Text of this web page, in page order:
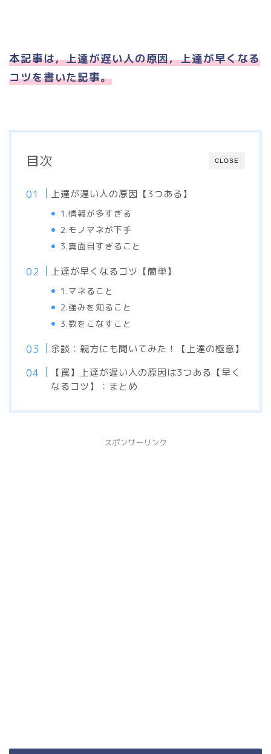
本記事は，上達が遅い人の原因，上達が早くなる
コツを書いた記事。
CLOSE
目次
上達が遅い人の原因【3つある】
1.情報が多すぎる
2.モノマネが下手
3.真面目すぎること
上達が早くなるコツ【簡単】
1.マネること
2.強みを知ること
3.数をこなすこと
余談：親方にも聞いてみた！【上達の極意】
【罠】上達が遅い人の原因は3つある【早く
なるコツ】：まとめ
スポンサーリンク